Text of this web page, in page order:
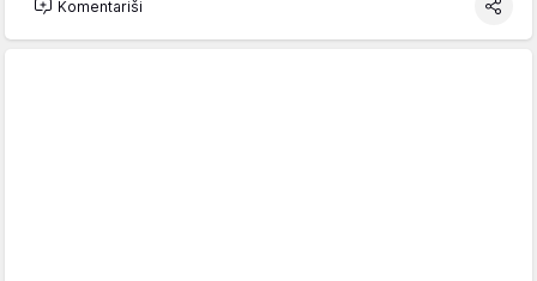
Komentariši